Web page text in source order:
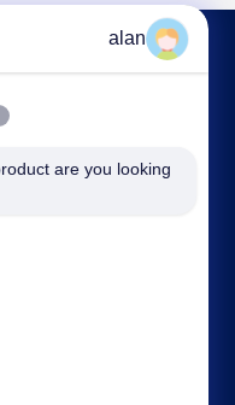
alan
are you looking